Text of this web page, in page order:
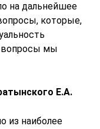
на дальнейшее
которые,
вопросы мы
Е.А.
из наиболее